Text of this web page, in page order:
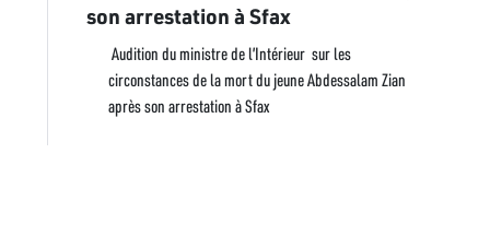
son arrestation à Sfax
Audition du ministre de l’Intérieur sur les
circonstances de la mort du jeune Abdessalam Zian
après son arrestation à Sfax